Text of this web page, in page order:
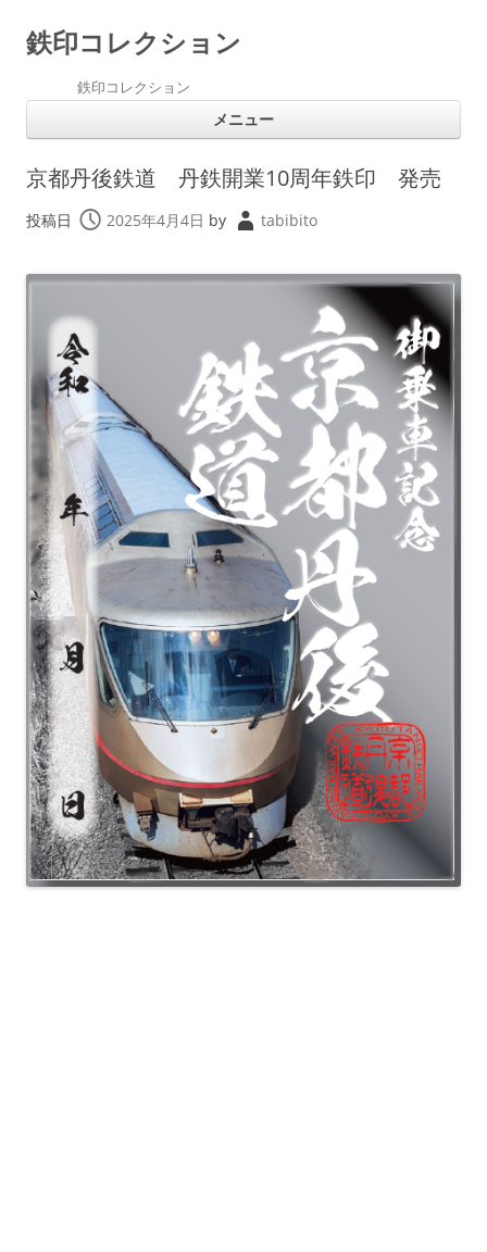
鉄印コレクション
鉄印コレクション
メニュー
京都丹後鉄道 丹鉄開業10周年鉄印 発売
投稿日 2025年4月4日 by tabibito